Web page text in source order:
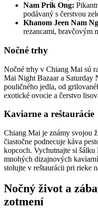
Nam Prik Ong:
podávaný s čerstvou
Khanom Jeen Nam
rezancami, bravčovým
Nočné trhy
Nočné trhy v Chiang Mai sú
Mai Night Bazaar a Saturday
pouličného jedla, od
exotické ovocie a čerstvo
Kaviarne a reštaurácie
Chiang Mai je známy svojou
čiastočne podnecuje káva
kopcoch. Vychutnajte si
mnohých dizajnových
stolujte v reštaurácii pri rieke
Nočný život a
zotmení